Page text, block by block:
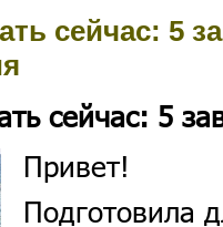
сейчас: 5
сейчас: 5
Привет!
Подготовила